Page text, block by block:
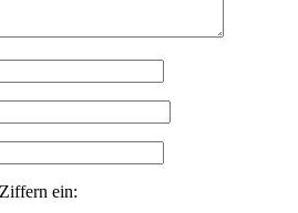
ein: